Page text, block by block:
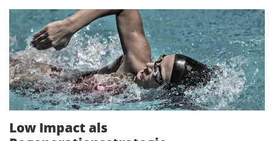
Low Impact als